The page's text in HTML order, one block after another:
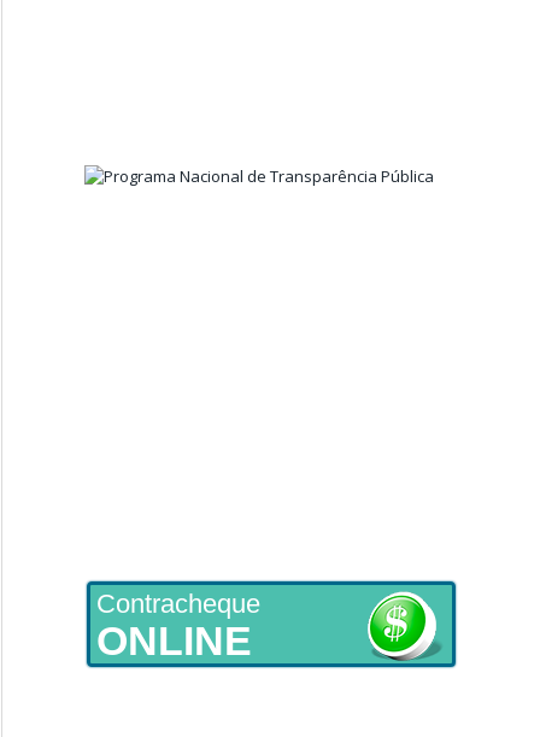
Contracheque
ONLINE